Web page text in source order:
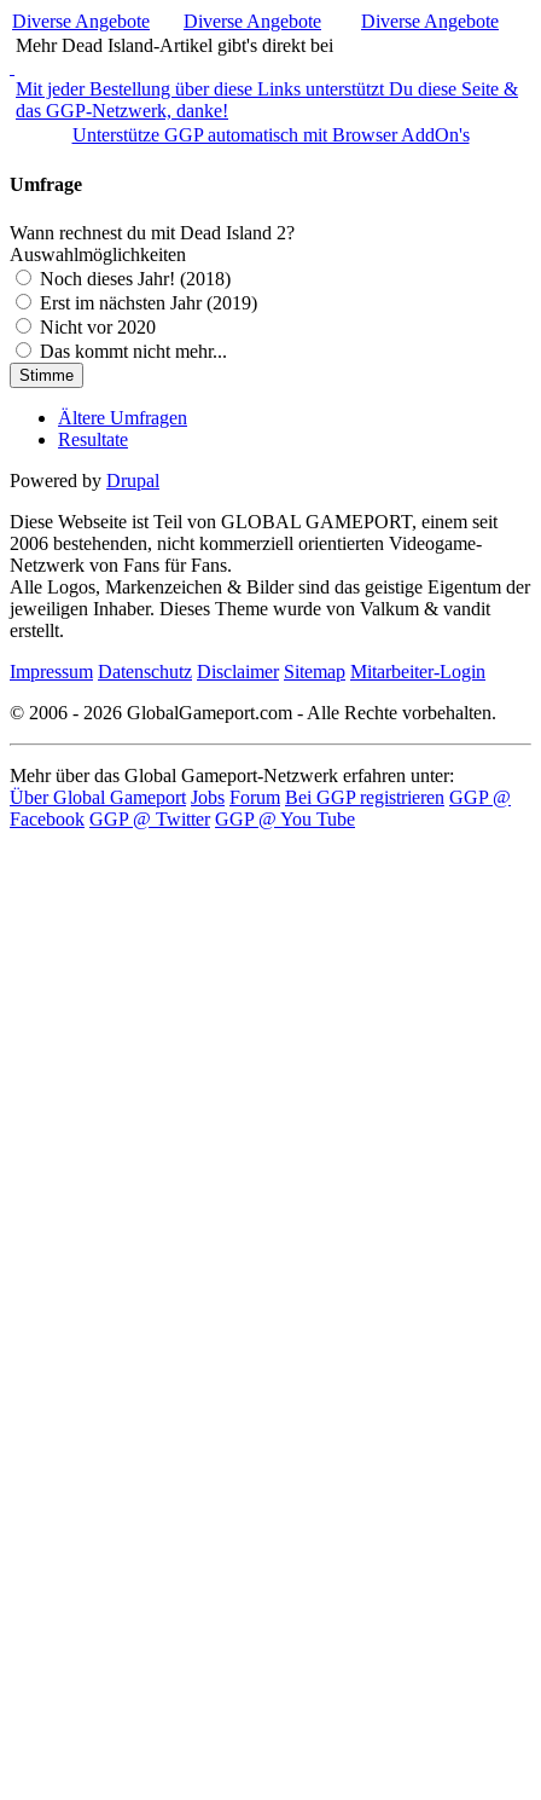
Diverse Angebote Diverse Angebote
Diverse Angebote
Mehr Dead Island-Artikel gibt's direkt bei
Mit jeder Bestellung über diese Links unterstützt Du diese Seite &
das GGP-Netzwerk, danke!
Unterstütze GGP automatisch mit Browser AddOn's
Umfrage
Wann rechnest du mit Dead Island 2?
Auswahlmöglichkeiten
Noch dieses Jahr! (2018)
Erst im nächsten Jahr (2019)
Nicht vor 2020
Das kommt nicht mehr...
Ältere Umfragen
Resultate
Powered by Drupal
Diese Webseite ist Teil von GLOBAL GAMEPORT, einem seit
2006 bestehenden, nicht kommerziell orientierten Videogame-
Netzwerk von Fans für Fans.
Alle Logos, Markenzeichen & Bilder sind das geistige Eigentum der
jeweiligen Inhaber. Dieses Theme wurde von Valkum & vandit
erstellt.
Impressum Datenschutz Disclaimer Sitemap Mitarbeiter-Login
© 2006 - 2026 GlobalGameport.com - Alle Rechte vorbehalten.
Mehr über das Global Gameport-Netzwerk erfahren unter:
Über Global Gameport Jobs Forum Bei GGP registrieren GGP @
Facebook GGP @ Twitter GGP @ You Tube